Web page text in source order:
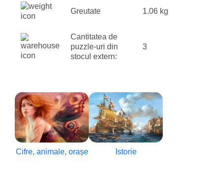
Greutate 1.06 kg
Cantitatea de
puzzle-uri din
stocul extern:
3
Cifre, animale, orașe Istorie